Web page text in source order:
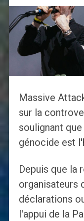
Massive
sur la
soulignant
génocide est
Depuis que la
organisateurs
déclarations
l'appui de la